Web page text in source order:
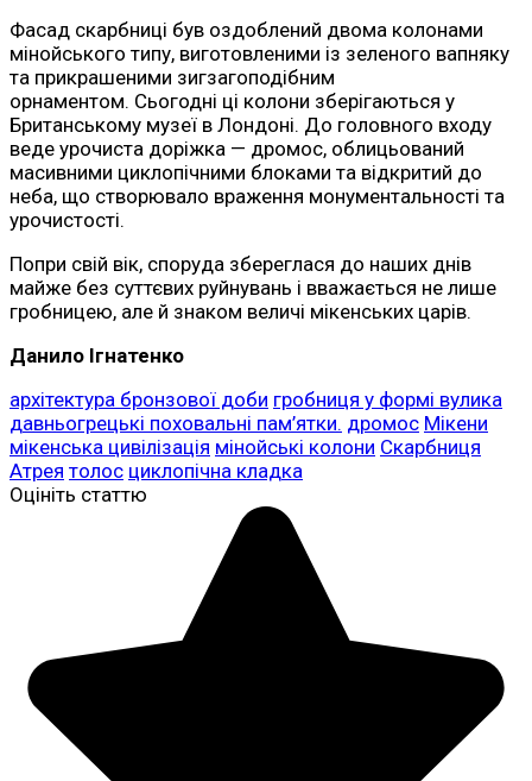
Фасад скарбниці був оздоблений двома колонами
мінойського типу, виготовленими із зеленого вапняку
та прикрашеними зигзагоподібним
орнаментом. Сьогодні ці колони зберігаються у
Британському музеї в Лондоні. До головного входу
веде урочиста доріжка — дромос, облицьований
масивними циклопічними блоками та відкритий до
неба, що створювало враження монументальності та
урочистості.
Попри свій вік, споруда збереглася до наших днів
майже без суттєвих руйнувань і вважається не лише
гробницею, але й знаком величі мікенських царів.
Данило Ігнатенко
архітектура бронзової доби гробниця у формі вулика
давньогрецькі поховальні пам’ятки. дромос Мікени
мікенська цивілізація мінойські колони Скарбниця
Атрея толос циклопічна кладка
Оцініть статтю